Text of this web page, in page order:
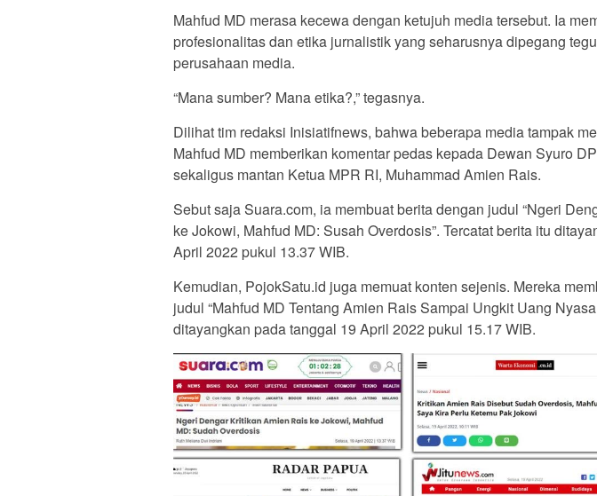
Mahfud MD merasa kecewa dengan ketujuh media tersebut. Ia
profesionalitas dan etika jurnalistik yang seharusnya dipegang
perusahaan media.
“Mana sumber? Mana etika?,” tegasnya.
Dilihat tim redaksi Inisiatifnews, bahwa beberapa media tampak
Mahfud MD memberikan komentar pedas kepada Dewan Syuro
sekaligus mantan Ketua MPR RI, Muhammad Amien Rais.
Sebut saja Suara.com, ia membuat berita dengan judul “Ngeri
ke Jokowi, Mahfud MD: Susah Overdosis”. Tercatat berita itu
April 2022 pukul 13.37 WIB.
Kemudian, PojokSatu.id juga memuat konten sejenis. Mereka
judul “Mahfud MD Tentang Amien Rais Sampai Ungkit Uang
ditayangkan pada tanggal 19 April 2022 pukul 15.17 WIB.